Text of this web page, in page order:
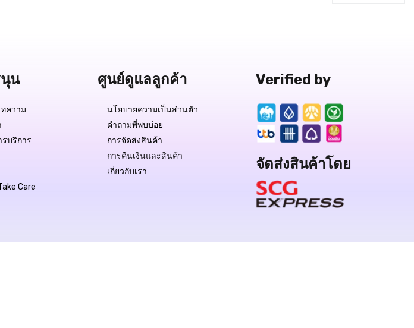
น
ความ
รบริการ
Care
ศูนย์ดูแลลูกค้า
นโยบายความเป็นส่วนตัว
คำถามพี่พบบ่อย
การจัดส่งสินค้า
การคืนเงินและสินค้า
เกี่ยวกับเรา
Verified by
จัดส่งสินค้าโดย